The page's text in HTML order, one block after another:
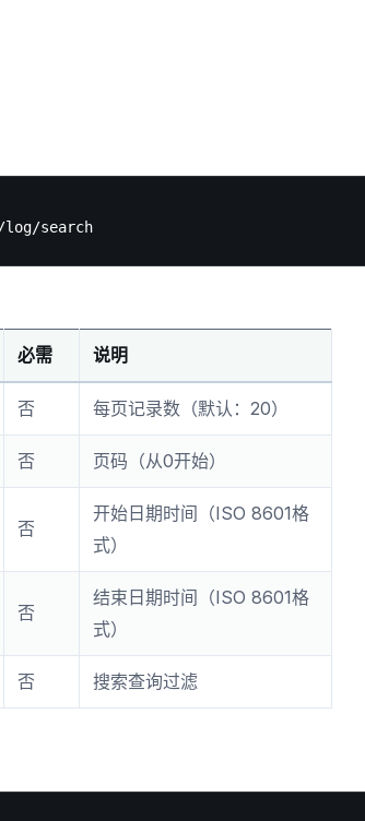
GET /api/admin/log/search
必需 说明
否 每页记录数（默认：20）
否 页码（从0开始）
否
开始日期时间（ISO 8601格
式）
否
结束日期时间（ISO 8601格
式）
否 搜索查询过滤